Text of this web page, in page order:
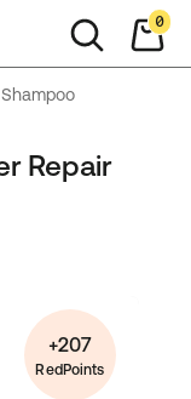
0
Repair
+207
RedPoints